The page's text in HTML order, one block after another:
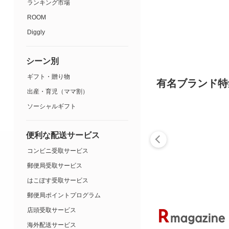
有名ブランド
ランキング市場
ROOM
Diggly
シーン別
ギフト・贈り物
出産・育児（ママ割）
ソーシャルギフト
便利な配送サービス
コンビニ受取サービス
郵便局受取サービス
はこぽす受取サービス
郵便局ポイントプログラム
店頭受取サービス
海外配送サービス